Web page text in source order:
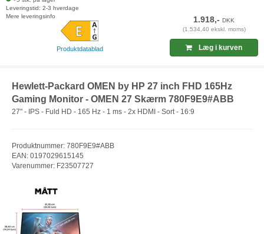
Leveringstid: 2-3 hverdage
Mere leveringsinfo
Produktdatablad
1.918,-DKK
(1.534,40 ekskl. moms)
Læg i kurven
Hewlett-Packard OMEN by HP 27 inch FHD 165Hz
Gaming Monitor - OMEN 27 Skærm 780F9E9#ABB
27" - IPS - Fuld HD - 165 Hz - 1 ms - 2x HDMI - Sort - 16:9
Produktnummer: 780F9E9#ABB
EAN: 0197029615145
Varenummer: F23507727